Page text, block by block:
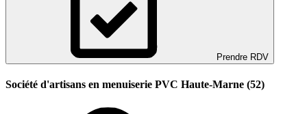
Prendre RDV
Société d'artisans en menuiserie PVC Haute-Marne (52)